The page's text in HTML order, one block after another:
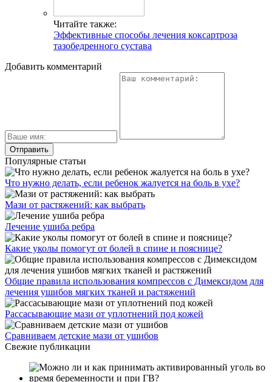
Читайте также:
Эффективные способы лечения коксартроза
тазобедренного сустава
Добавить комментарий
Популярные статьи
Что нужно делать, если ребенок жалуется на боль в ухе?
Мази от растяжений: как выбрать
Лечение ушиба ребра
Какие уколы помогут от болей в спине и пояснице?
Общие правила использования компрессов с Димексидом для
лечения ушибов мягких тканей и растяжений
Рассасывающие мази от уплотнений под кожей
Сравниваем детские мази от ушибов
Свежие публикации